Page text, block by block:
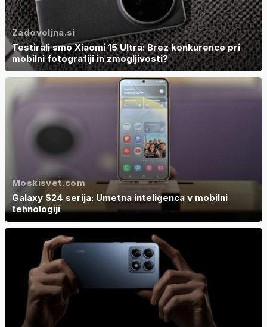
Zadovoljna.si
Testirali smo Xiaomi 15 Ultra: Brez konkurence pri
mobilni fotografiji in zmogljivosti?
Moskisvet.com
Galaxy S24 serija: Umetna inteligenca v mobilni
tehnologiji